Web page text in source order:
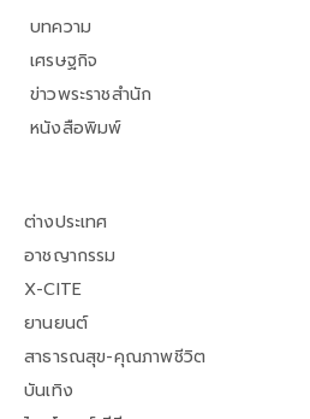
บทความ
เศรษฐกิจ
ข่าวพระราชสำนัก
หนังสือพิมพ์
ต่างประเทศ
อาชญากรรม
X-CITE
ยานยนต์
สาธารณสุข-คุณภาพชีวิต
บันเทิง